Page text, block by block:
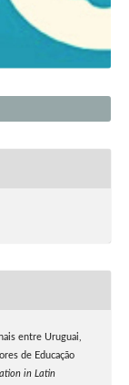
entre Uruguai,
de Educação
in Latin